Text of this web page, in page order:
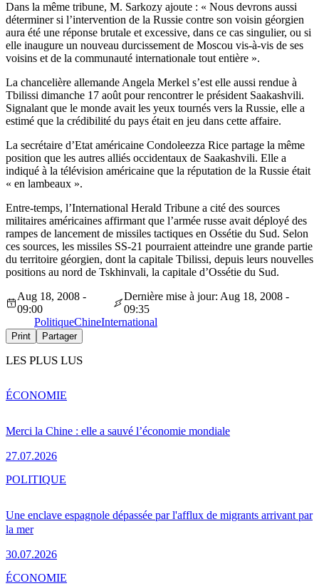
Dans la même tribune, M. Sarkozy ajoute : « Nous devrons aussi
déterminer si l’intervention de la Russie contre son voisin géorgien
aura été une réponse brutale et excessive, dans ce cas singulier, ou si
elle inaugure un nouveau durcissement de Moscou vis-à-vis de ses
voisins et de la communauté internationale tout entière ».
La chancelière allemande Angela Merkel s’est elle aussi rendue à
Tbilissi dimanche 17 août pour rencontrer le président Saakashvili.
Signalant que le monde avait les yeux tournés vers la Russie, elle a
estimé que la crédibilité du pays était en jeu dans cette affaire.
La secrétaire d’Etat américaine Condoleezza Rice partage la même
position que les autres alliés occidentaux de Saakashvili. Elle a
indiqué à la télévision américaine que la réputation de la Russie était
« en lambeaux ».
Entre-temps, l’International Herald Tribune a cité des sources
militaires américaines affirmant que l’armée russe avait déployé des
rampes de lancement de missiles tactiques en Ossétie du Sud. Selon
ces sources, les missiles SS-21 pourraient atteindre une grande partie
du territoire géorgien, dont la capitale Tbilissi, depuis leurs nouvelles
positions au nord de Tskhinvali, la capitale d’Ossétie du Sud.
Aug 18, 2008 -
09:00
Dernière mise à jour: Aug 18, 2008 -
09:35
PolitiqueChineInternational
Print Partager
LES PLUS LUS
Merci la Chine : elle a sauvé l’économie mondiale
27.07.2026
ÉCONOMIE
Une enclave espagnole dépassée par l'afflux de migrants arrivant par
la mer
30.07.2026
POLITIQUE
ÉCONOMIE